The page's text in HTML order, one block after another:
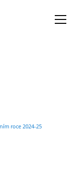
roce 2024-25